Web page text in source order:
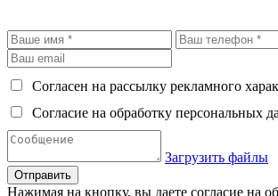
Согласен на рассылку рекламного
Согласие на обработку персональных
Загрузить файлы
Отправить
Нажимая на кнопку, вы даете согласие на